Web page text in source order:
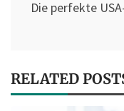
Die perfekte
RELATED